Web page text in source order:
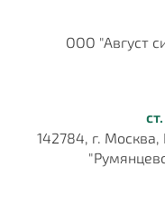
ООО "Август
142784, г.